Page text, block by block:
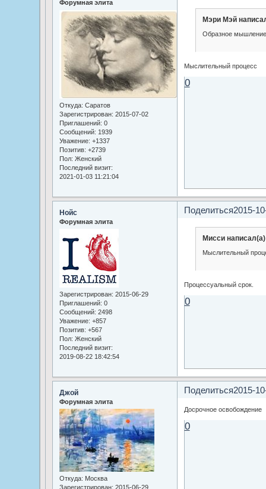
Форумная элита
Откуда: Саратов
Зарегистрирован: 2015-07-02
Приглашений: 0
Сообщений: 1939
Уважение: +1337
Позитив: +2739
Пол: Женский
Последний визит:
2021-01-03 11:21:04
Мэри Мэй
Образное
Мыслительный процесс
0
Поделиться2015-
Нойс
Форумная элита
Зарегистрирован: 2015-06-29
Приглашений: 0
Сообщений: 2498
Уважение: +857
Позитив: +567
Пол: Женский
Последний визит:
2019-08-22 18:42:54
Мисси
Мыслительный
Процессуальный срок.
0
Поделиться2015-
Джой
Форумная элита
Откуда: Москва
Зарегистрирован: 2015-06-29
Досрочное освобождение
0